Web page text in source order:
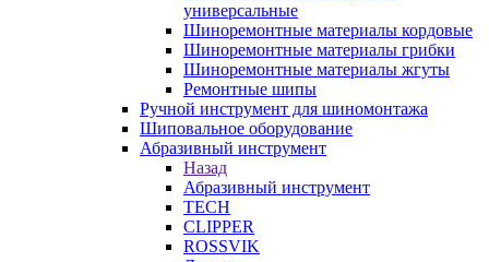
универсальные
Шиноремонтные материалы кордовые
Шиноремонтные материалы грибки
Шиноремонтные материалы жгуты
Ремонтные шипы
Ручной инструмент для шиномонтажа
Шиповальное оборудование
Абразивный инструмент
Назад
Абразивный инструмент
TECH
CLIPPER
ROSSVIK